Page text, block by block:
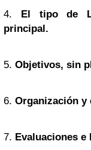
4. El tipo de
principal.
5. Objetivos, sin
6. Organización y
7. Evaluaciones e